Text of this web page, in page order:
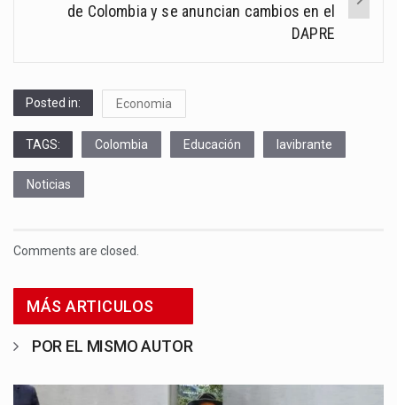
de Colombia y se anuncian cambios en el
DAPRE
Posted in: Economia
TAGS: Colombia Educación lavibrante
Noticias
Comments are closed.
MÁS ARTICULOS
POR EL MISMO AUTOR